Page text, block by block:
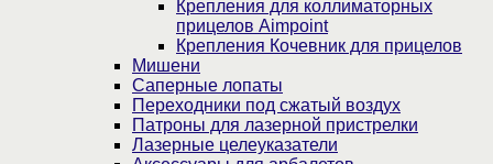
Крепления для коллиматорных
прицелов Aimpoint
Крепления Кочевник для прицелов
Мишени
Саперные лопаты
Переходники под сжатый воздух
Патроны для лазерной пристрелки
Лазерные целеуказатели